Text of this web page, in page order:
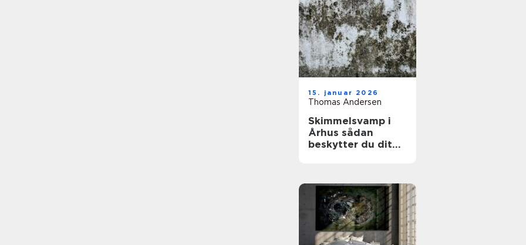
15. januar 2026
Thomas Andersen
Skimmelsvamp i
Århus sådan
beskytter du dit